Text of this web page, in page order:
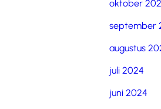
oktober
september
augustus
juli 2024
juni 2024